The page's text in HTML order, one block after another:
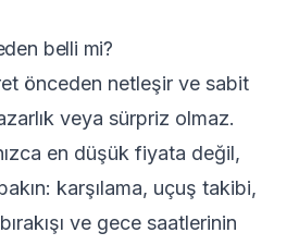
belli mi?
önceden netleşir ve sabit
veya sürpriz olmaz.
en düşük fiyata değil,
karşılama, uçuş takibi,
ve gece saatlerinin